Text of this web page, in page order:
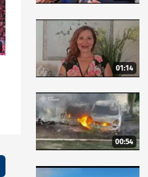
01:14
00:54